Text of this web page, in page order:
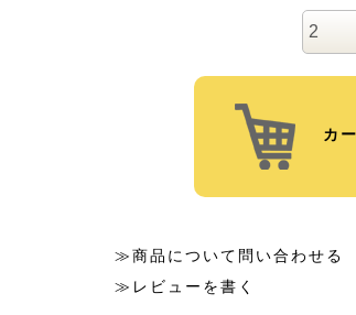
カ
≫商品について問い合わせる
≫レビューを書く